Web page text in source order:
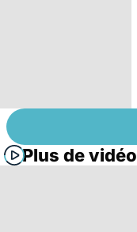
Plus de